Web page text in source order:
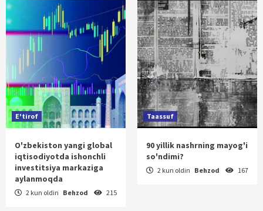
E'tirof
O'zbekiston yangi global
iqtisodiyotda ishonchli
investitsiya markaziga
aylanmoqda
2 kun oldin Behzod 215
Taassuf
90 yillik nashrning mayog'i
so'ndimi?
2 kun oldin Behzod 167